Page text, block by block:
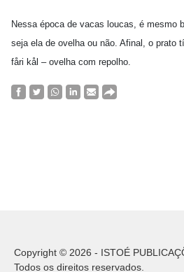
Nessa época de vacas loucas, é mesmo
seja ela de ovelha ou não. Afinal, o prato
fåri kål – ovelha com repolho.
Copyright © 2026 - ISTOÉ
Todos os direitos reservados.